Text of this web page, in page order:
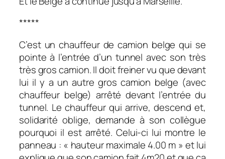
*****
C’est un chauffeur de camion belge qui se
pointe à l’entrée d’un tunnel avec son très
très gros camion. Il doit freiner vu que devant
lui il y a un autre gros camion belge (avec
chauffeur belge) arrêté devant l’entrée du
tunnel. Le chauffeur qui arrive, descend et,
solidarité oblige, demande à son collègue
pourquoi il est arrêté. Celui-ci lui montre le
panneau : « hauteur maximale 4.00 m » et lui